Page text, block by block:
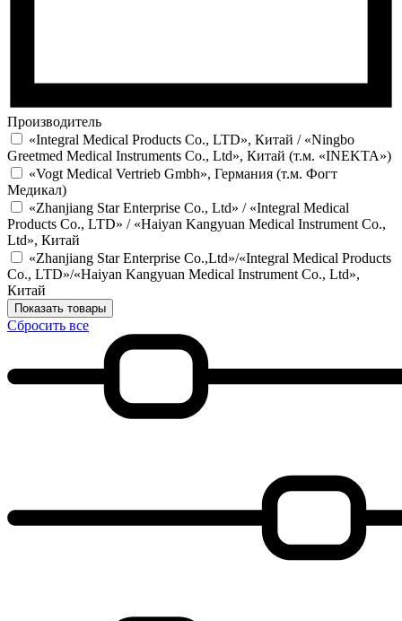
Производитель
«Integral Medical Products Co., LTD», Китай / «Ningbo
Greetmed Medical Instruments Co., Ltd», Китай (т.м. «INEKTA»)
«Vogt Medical Vertrieb Gmbh», Германия (т.м. Фогт
Медикал)
«Zhanjiang Star Enterprise Co., Ltd» / «Integral Medical
Products Co., LTD» / «Haiyan Kangyuan Medical Instrument Co.,
Ltd», Китай
«Zhanjiang Star Enterprise Co.,Ltd»/«Integral Medical Products
Co., LTD»/«Haiyan Kangyuan Medical Instrument Co., Ltd»,
Китай
Показать товары
Сбросить все